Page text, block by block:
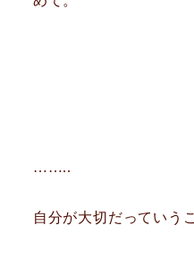
……..
自分が大切だっていう